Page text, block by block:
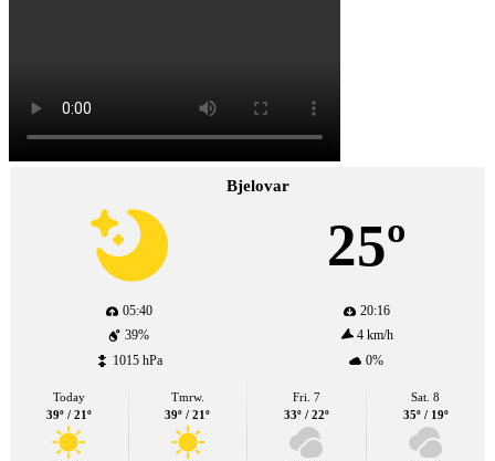
Bjelovar
25º
05:40
20:16
39%
4 km/h
1015 hPa
0%
Today
39º / 21º
Tmrw.
39º / 21º
Fri. 7
33º / 22º
Sat. 8
35º / 19º